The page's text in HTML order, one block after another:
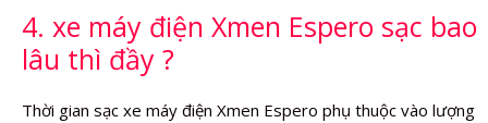
4. xe máy điện Xmen Espero sạc bao
lâu thì đầy ?
Thời gian sạc xe máy điện Xmen Espero phụ thuộc vào lượng